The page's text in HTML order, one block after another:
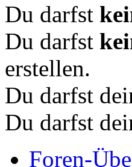
Du darfst
Du darfst
erstellen.
Du darfst
Du darfst
Foren-